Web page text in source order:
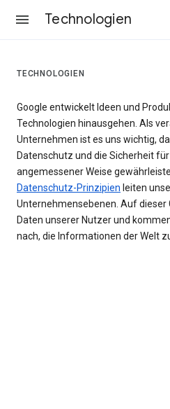
Technologien
TECHNOLOGIEN
Google entwickelt Ideen und
Technologien hinausgehen. Als
Unternehmen ist es uns wichtig,
Datenschutz und die Sicherheit
angemessener Weise
Datenschutz-Prinzipien leiten
Unternehmensebenen. Auf dieser
Daten unserer Nutzer und
nach, die Informationen der Welt